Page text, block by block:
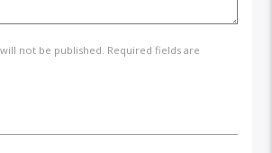
not be published. Required fields are